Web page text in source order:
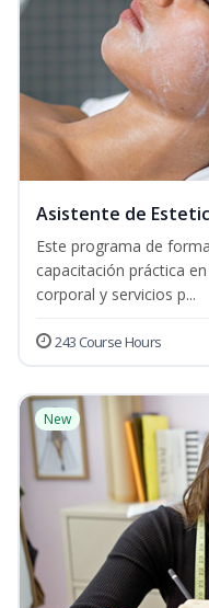
Asistente de
Este programa de
capacitación práctica
corporal y servicios p...
243 Course Hours
New